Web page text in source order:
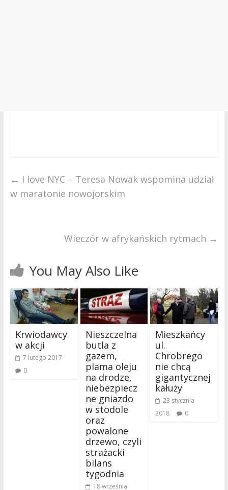
← I love NYC – Teresa Nowak wspomina udział
w maratonie nowojorskim
Wieczór w afrykańskich rytmach →
You May Also Like
Krwiodawcy
w akcji
7 lutego 2017
0
Nieszczelna
butla z
gazem,
plama oleju
na drodze,
niebezpiecz
ne gniazdo
w stodole
oraz
powalone
drzewo, czyli
strażacki
bilans
tygodnia
18 września
Mieszkańcy
ul.
Chrobrego
nie chcą
gigantycznej
kałuży
23 stycznia
2018
0